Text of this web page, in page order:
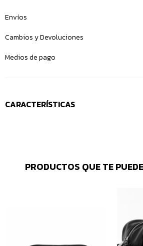
Envíos
Cambios y Devoluciones
Medios de pago
CARACTERÍSTICAS
PRODUCTOS QUE TE